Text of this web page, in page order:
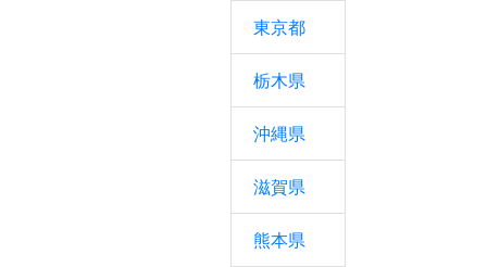
東京都
栃木県
沖縄県
滋賀県
熊本県